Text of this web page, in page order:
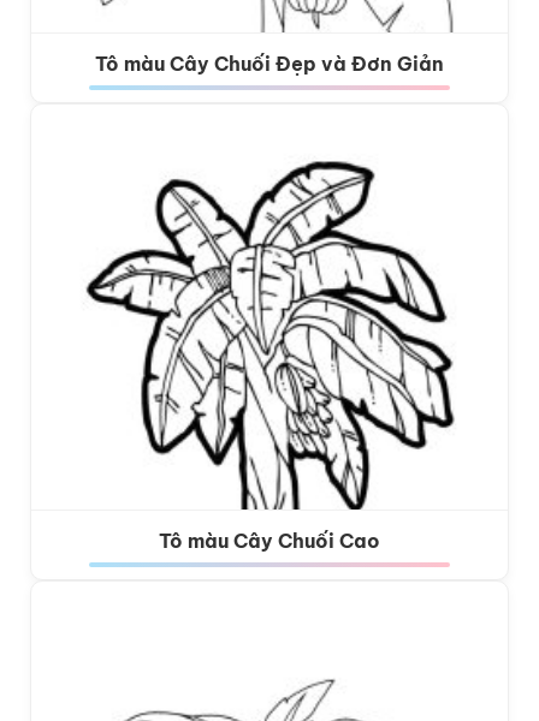
Tô màu Cây Chuối Đẹp và Đơn Giản
Tô màu Cây Chuối Cao